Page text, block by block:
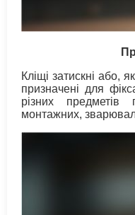
Кліщі затискні або,
призначені для
різних предметів
монтажних,